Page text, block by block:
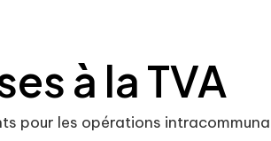
à la TVA
pour les opérations